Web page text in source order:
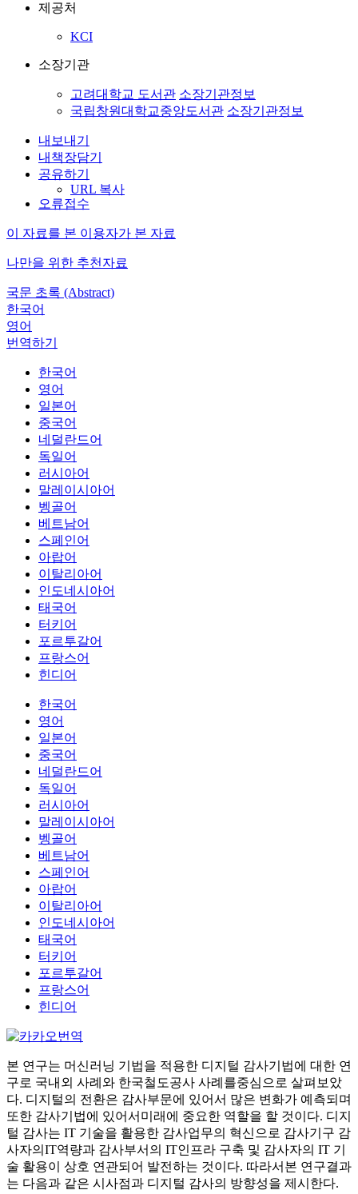
제공처
KCI
소장기관
고려대학교 도서관 소장기관정보
국립창원대학교중앙도서관 소장기관정보
내보내기
내책장담기
공유하기
URL 복사
오류접수
이 자료를 본 이용자가 본 자료
나만을 위한 추천자료
국문 초록 (Abstract)
한국어
영어
번역하기
한국어
영어
일본어
중국어
네덜란드어
독일어
러시아어
말레이시아어
벵골어
베트남어
스페인어
아랍어
이탈리아어
인도네시아어
태국어
터키어
포르투갈어
프랑스어
힌디어
한국어
영어
일본어
중국어
네덜란드어
독일어
러시아어
말레이시아어
벵골어
베트남어
스페인어
아랍어
이탈리아어
인도네시아어
태국어
터키어
포르투갈어
프랑스어
힌디어
본 연구는 머신러닝 기법을 적용한 디지털 감사기법에 대한 연
구로 국내외 사례와 한국철도공사 사례를중심으로 살펴보았
다. 디지털의 전환은 감사부문에 있어서 많은 변화가 예측되며
또한 감사기법에 있어서미래에 중요한 역할을 할 것이다. 디지
털 감사는 IT 기술을 활용한 감사업무의 혁신으로 감사기구 감
사자의IT역량과 감사부서의 IT인프라 구축 및 감사자의 IT 기
술 활용이 상호 연관되어 발전하는 것이다. 따라서본 연구결과
는 다음과 같은 시사점과 디지털 감사의 방향성을 제시한다.